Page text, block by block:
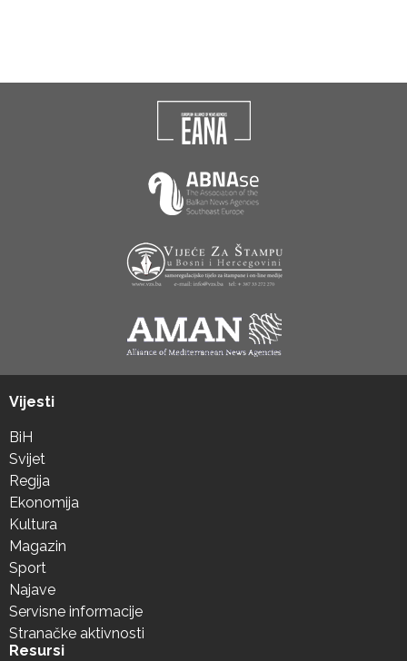
Vijesti
BiH
Svijet
Regija
Ekonomija
Kultura
Magazin
Sport
Najave
Servisne informacije
Stranačke aktivnosti
Resursi